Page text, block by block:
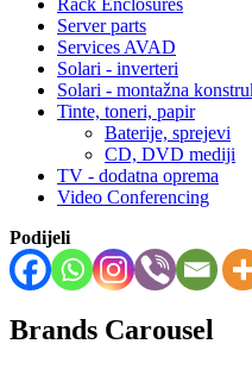
Server parts
Services AVAD
Solari - inverteri
Solari - montažna
Tinte, toneri, papir
Baterije, sprejevi
CD, DVD mediji
TV - dodatna oprema
Video Conferencing
Podijeli
Brands Carousel